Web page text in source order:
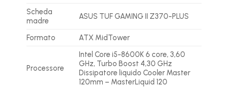
Scheda
madre
ASUS TUF GAMING II Z370-PLUS
Formato ATX MidTower
Processore
Intel Core i5-8600K 6 core, 3,60
GHz, Turbo Boost 4,30 GHz
Dissipatore liquido Cooler Master
120mm – MasterLiquid 120